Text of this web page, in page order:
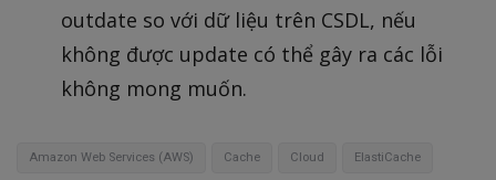
outdate so với dữ liệu trên CSDL, nếu
không được update có thể gây ra các lỗi
không mong muốn.
Amazon Web Services (AWS) Cache Cloud ElastiCache